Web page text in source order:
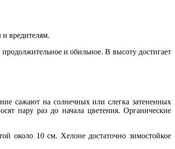
и вредителям.
и обильное. В высоту достигает
сажают на солнечных или слегка затененных
пару раз до начала цветения. Органические
около 10 см. Хелоне достаточно зимостойкое